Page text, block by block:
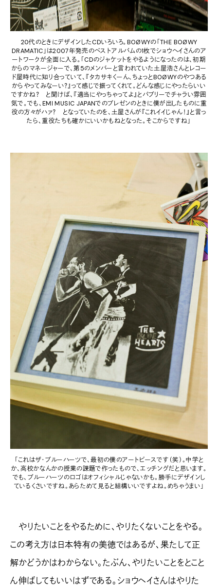
20代のときにデザインしたCDいろいろ。BOØWYの「THE BOØWY
DRAMATIC」は2007年発売のベストアルバムの1枚でショウヘイさんのア
ートワークが全面に入る。「CDのジャケットをやるようになったのは、初期
からのマネージャーで、第5のメンバーと言われていた土屋浩さんとレコー
ド屋時代に知り合っていて、『タカサキくーん、ちょっとBOØWYのやつある
からやってみなーい？』って感じで振ってくれて。どんな感じにやったらいい
ですかね？ と聞けば、『適当にやっちゃってよ』とバブリーでチャラい雰囲
気で。でも、EMI MUSIC JAPANでのプレゼンのときに僕が出したものに重
役の方々がハァ？ となっていたのを、土屋さんが『これイイじゃん！』と言っ
たら、重役たちも確かにいいかもねとなった。そこからですね」
「これはザ・ブルーハーツで、最初の僕のアートピースです（笑）。中学と
か、高校かなんかの授業の課題で作ったもので、エッチングだと思います。
でも、ブルーハーツのロゴはオフィシャルじゃないかも。勝手にデザインし
ているくさいですね。あらためて見ると結構いいですよね。めちゃうまい」
やりたいことをやるために、やりたくないことをやる。
この考え方は日本特有の美徳ではあるが、果たして正
解かどうかはわからない。たぶん、やりたいことをとこと
ん伸ばしてもいいはずである。ショウヘイさんはやりた